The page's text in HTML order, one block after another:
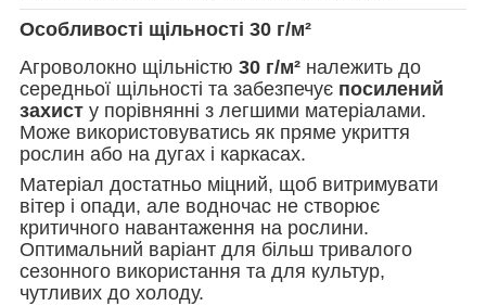
Особливості щільності 30 г/м²
Агроволокно щільністю 30 г/м² належить до
середньої щільності та забезпечує посилений
захист у порівнянні з легшими матеріалами.
Може використовуватись як пряме укриття
рослин або на дугах і каркасах.
Матеріал достатньо міцний, щоб витримувати
вітер і опади, але водночас не створює
критичного навантаження на рослини.
Оптимальний варіант для більш тривалого
сезонного використання та для культур,
чутливих до холоду.